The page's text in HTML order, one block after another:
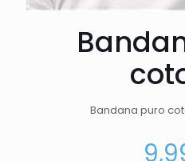
Bandana puro